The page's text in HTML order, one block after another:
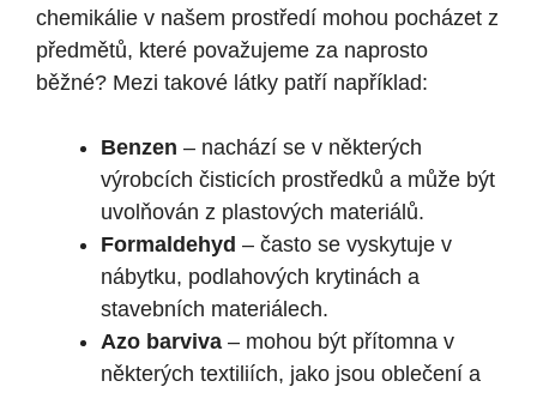
chemikálie v našem prostředí mohou pocházet z
předmětů, které považujeme za naprosto
běžné? Mezi takové látky patří například:
Benzen – nachází se v některých
výrobcích čisticích prostředků a může být
uvolňován z plastových materiálů.
Formaldehyd – často se vyskytuje v
nábytku, podlahových krytinách a
stavebních materiálech.
Azo barviva – mohou být přítomna v
některých textiliích, jako jsou oblečení a